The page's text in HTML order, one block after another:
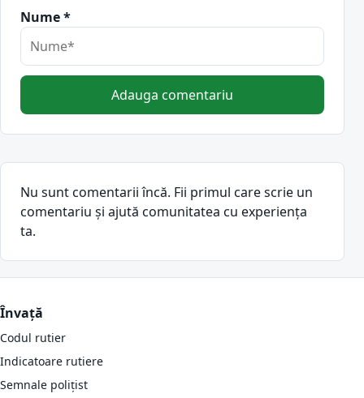
Nume *
Adauga comentariu
Nu sunt comentarii încă. Fii primul care scrie un
comentariu și ajută comunitatea cu experiența
ta.
Învață
Codul rutier
Indicatoare rutiere
Semnale polițist